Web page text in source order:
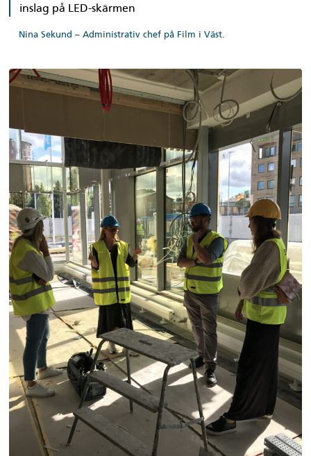
inslag på LED-skärmen
Nina Sekund – Administrativ chef på Film i Väst.